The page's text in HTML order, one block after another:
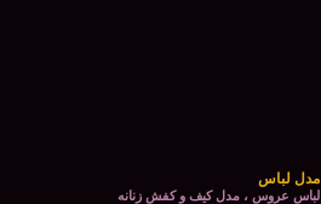
مدل لباس
لباس عروس ، مدل کیف و کفش زنانه